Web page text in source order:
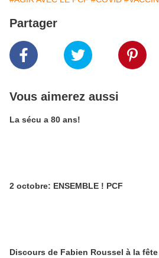
Partager
Vous aimerez aussi
La sécu a 80 ans!
2 octobre: ENSEMBLE ! PCF
Discours de Fabien Roussel à la fête